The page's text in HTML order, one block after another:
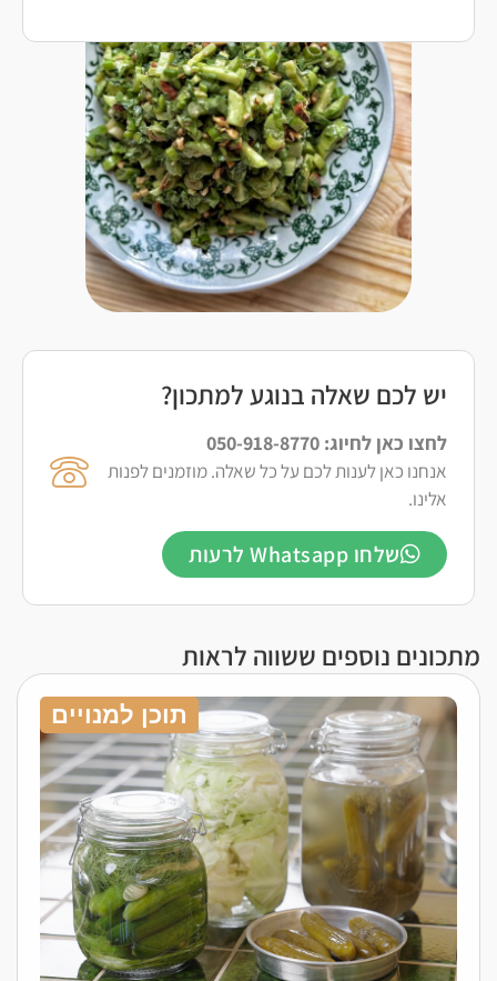
יש לכם שאלה בנוגע למתכון?
לחצו כאן לחיוג: 050-918-8770
אנחנו כאן לענות לכם על כל שאלה. מוזמנים לפנות
אלינו.
שלחו Whatsapp לרעות
מתכונים נוספים ששווה לראות
תוכן למנויים